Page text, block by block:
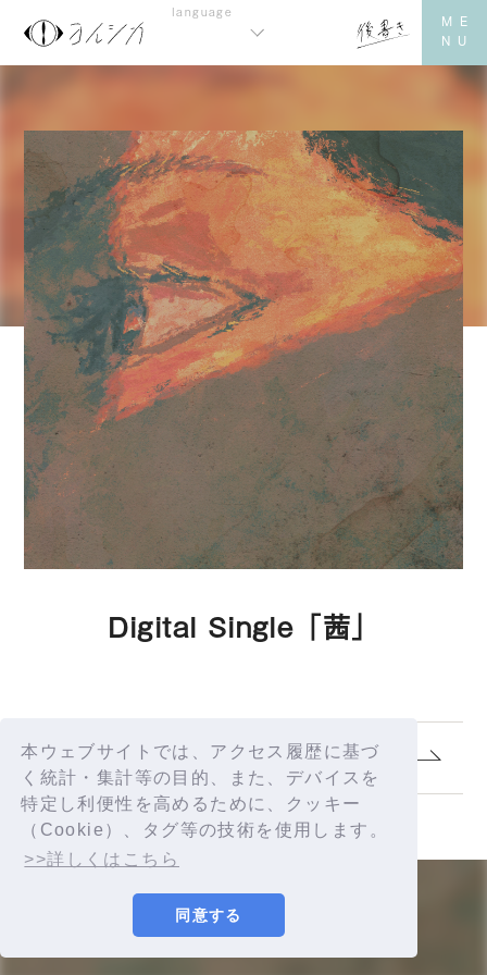
本ウェブサイトでは、アクセス履歴に基づ
く統計・集計等の目的、また、デバイスを
特定し利便性を高めるために、クッキー
（Cookie）、タグ等の技術を使用します。
>>詳しくはこちら
同意する
Digital Single「茜」
1. 茜
© YORUSHIKA All Rights Reserved.